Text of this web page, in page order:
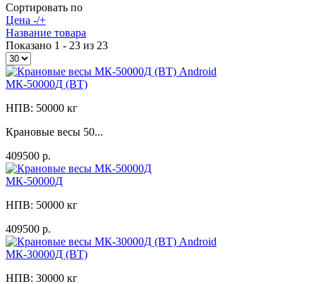
Сортировать по
Цена -/+
Название товара
Показано 1 - 23 из 23
МК-50000Д (ВТ)
НПВ: 50000 кг
Крановые весы 50...
409500 р.
МК-50000Д
НПВ: 50000 кг
409500 р.
МК-30000Д (ВТ)
НПВ: 30000 кг